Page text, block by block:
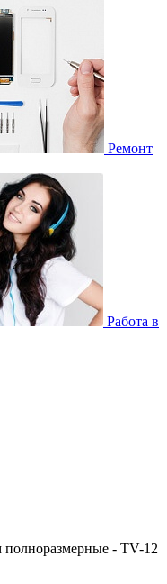
Ремонт
Работа в
- TV-12